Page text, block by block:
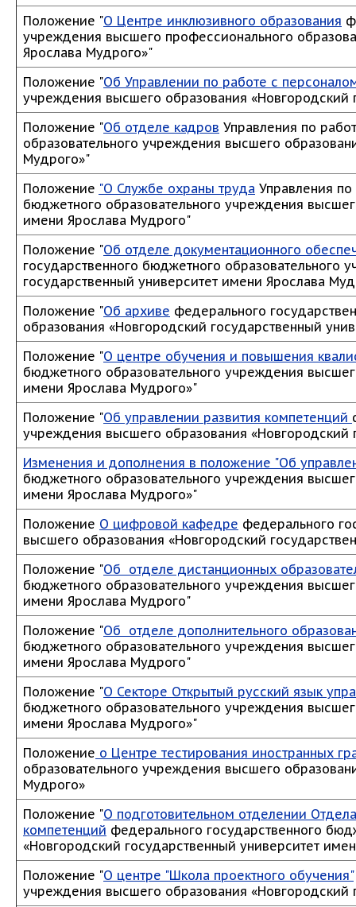
Положение "О Центре инклюзивного образования
учреждения высшего профессионального
Ярослава Мудрого»"
Положение "Об Управлении по работе с
учреждения высшего образования «Новгородский
Положение "Об отделе кадров Управления по
образовательного учреждения высшего
Мудрого»"
Положение "О Службе охраны труда Управления
бюджетного образовательного учреждения
имени Ярослава Мудрого"
Положение "Об отделе документационного
государственного бюджетного
государственный университет имени Ярослава
Положение "Об архиве федерального
образования «Новгородский государственный
Положение "О центре обучения и повышения
бюджетного образовательного учреждения
имени Ярослава Мудрого»"
Положение "Об управлении развития компетенций
учреждения высшего образования «Новгородский
Изменения и дополнения в положение "Об
бюджетного образовательного учреждения
имени Ярослава Мудрого»"
Положение О цифровой кафедре федерального
высшего образования «Новгородский
Положение "Об отделе дистанционных
бюджетного образовательного учреждения
имени Ярослава Мудрого"
Положение "Об отделе дополнительного
бюджетного образовательного учреждения
имени Ярослава Мудрого"
Положение "О Секторе Открытый русский язык
бюджетного образовательного учреждения
имени Ярослава Мудрого»"
Положение о Центре тестирования иностранных
образовательного учреждения высшего
Мудрого»
Положение "О подготовительном отделении
компетенций федерального государственного
«Новгородский государственный университет
Положение "О центре "Школа проектного обучения"
учреждения высшего образования «Новгородский